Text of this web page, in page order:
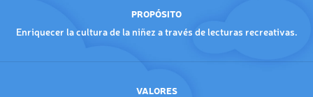
PROPÓSITO
Enriquecer la cultura de la niñez a través de lecturas recreativas.
VALORES